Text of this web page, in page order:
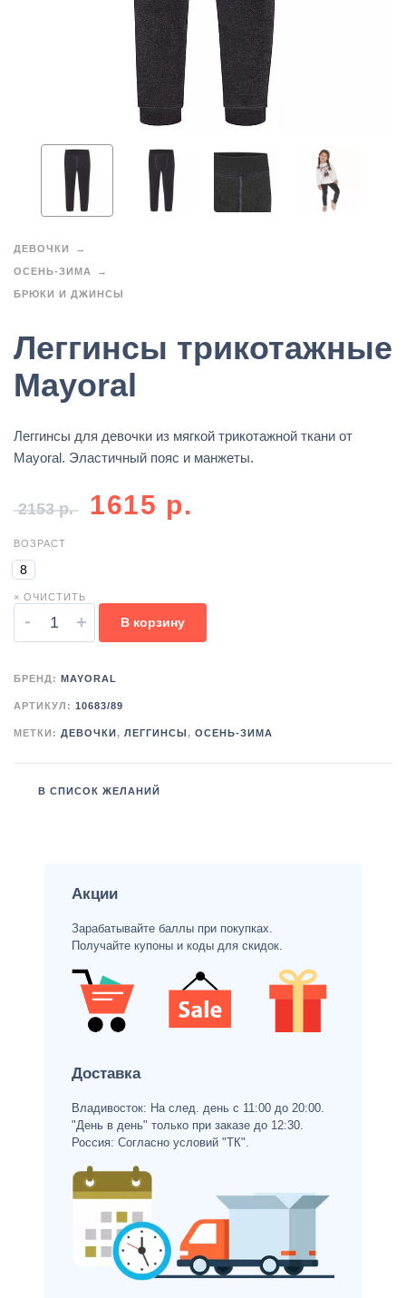
ДЕВОЧКИ
ОСЕНЬ-ЗИМА
БРЮКИ И ДЖИНСЫ
Леггинсы трикотажные
Mayoral
Леггинсы для девочки из мягкой трикотажной ткани от
Mayoral. Эластичный пояс и манжеты.
2153р. 1615 р.
ВОЗРАСТ
8
× ОЧИСТИТЬ
- + В корзину
БРЕНД: MAYORAL
АРТИКУЛ: 10683/89
МЕТКИ: ДЕВОЧКИ , ЛЕГГИНСЫ , ОСЕНЬ-ЗИМА
В СПИСОК ЖЕЛАНИЙ
Акции
Зарабатывайте баллы при покупках.
Получайте купоны и коды для скидок.
Доставка
Владивосток: На след. день с 11:00 до 20:00.
"День в день" только при заказе до 12:30.
Россия: Согласно условий "ТК".